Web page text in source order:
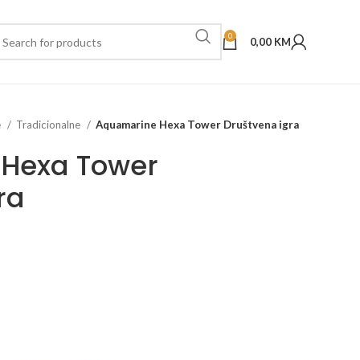
0 0,00 KM
Tradicionalne Aquamarine Hexa Tower Društvena igra
Tower